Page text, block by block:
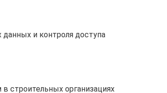
и контроля доступа
строительных организациях